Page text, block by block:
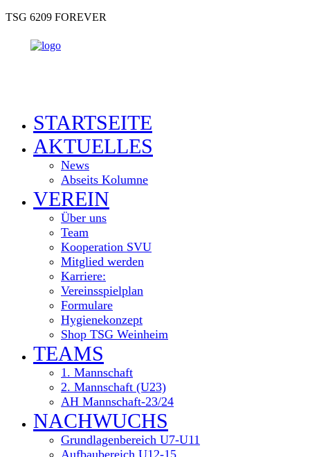
TSG 6209 FOREVER
STARTSEITE
AKTUELLES
News
Abseits Kolumne
VEREIN
Über uns
Team
Kooperation SVU
Mitglied werden
Karriere:
Vereinsspielplan
Formulare
Hygienekonzept
Shop TSG Weinheim
TEAMS
1. Mannschaft
2. Mannschaft (U23)
AH Mannschaft-23/24
NACHWUCHS
Grundlagenbereich U7-U11
Aufbaubereich U12-15